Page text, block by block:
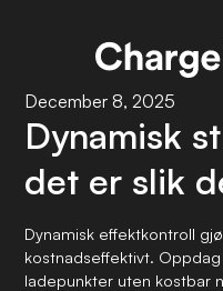
December 8, 2025
Dynamisk
det er slik
Dynamisk effektkontroll
kostnadseffektivt.
ladepunkter uten kostbar